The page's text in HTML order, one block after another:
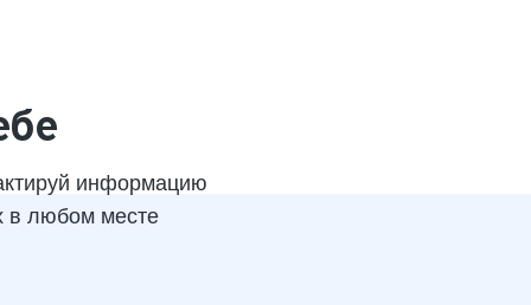
информацию
в любом месте